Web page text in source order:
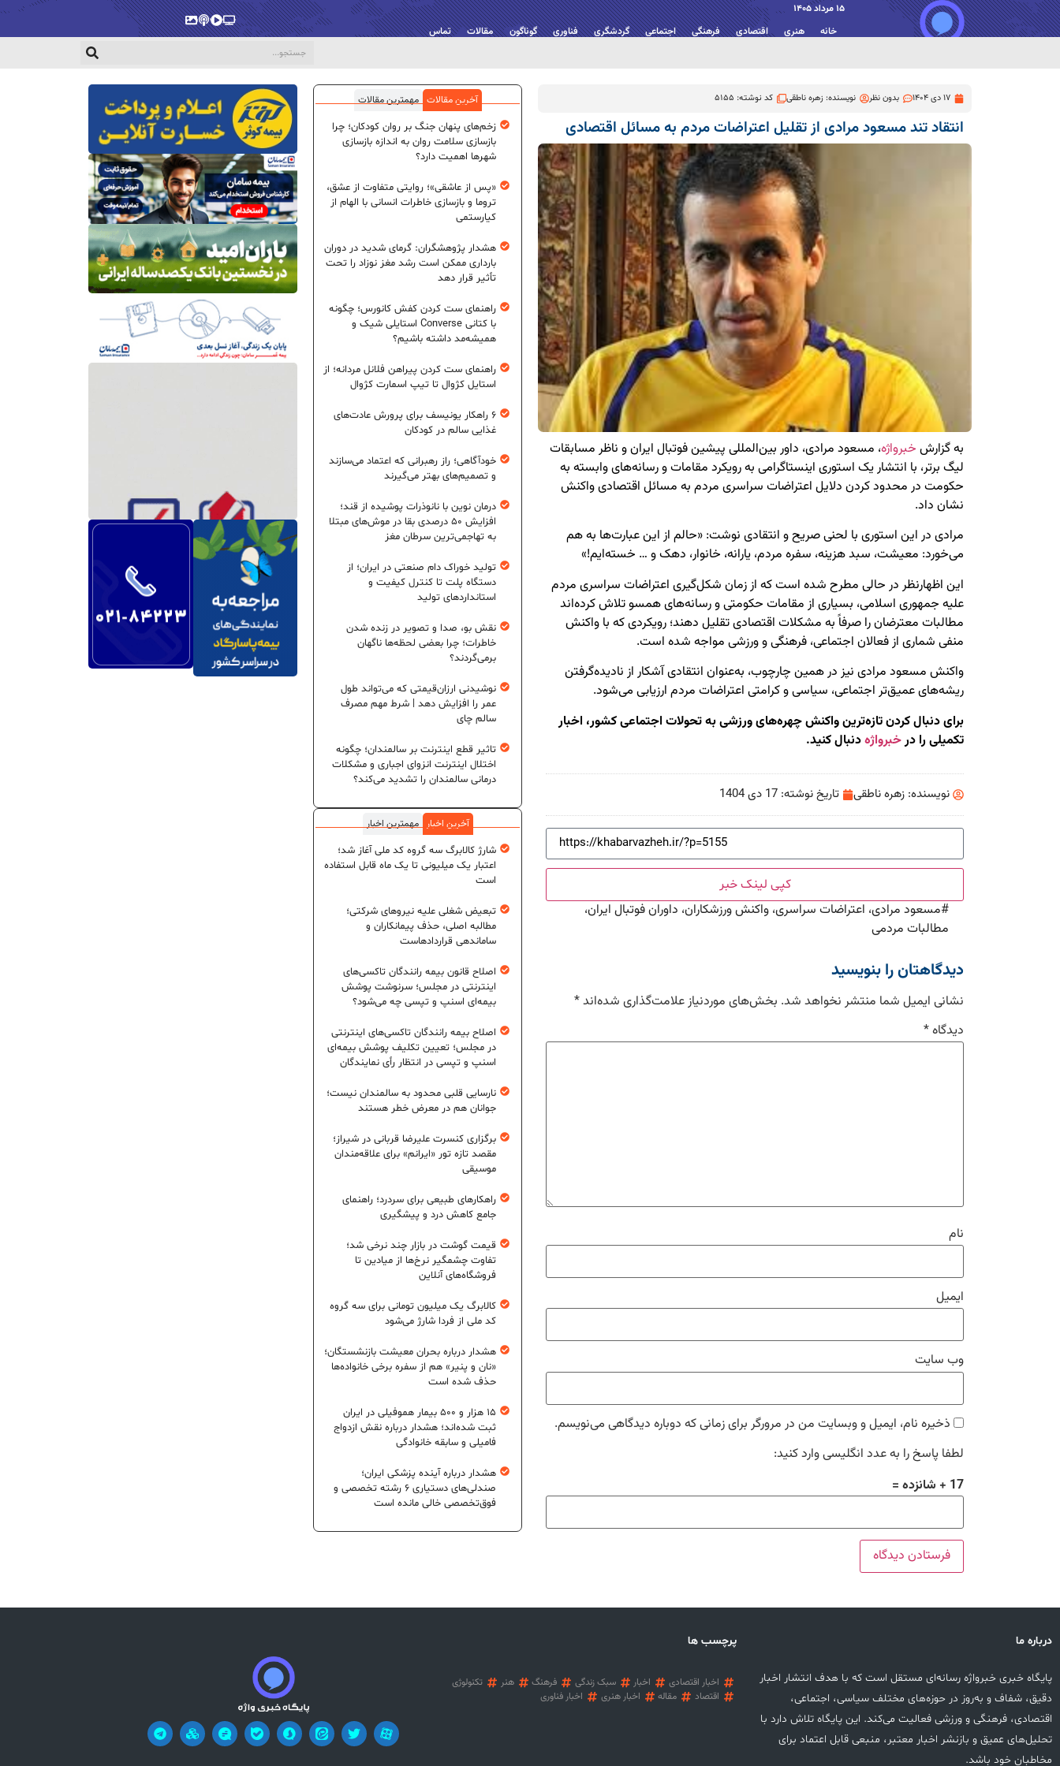
15 مرداد 1405
خانه هنری اقتصادی فرهنگی اجتماعی گردشگری فناوری گوناگون مقالات تماس
پخش‌زندهویدیو
پادکستگالری
17 دی 1404 بدون نظر نویسنده:زهره ناطقی کد نوشته: 5155
انتقاد تند مسعود مرادی از تقلیل اعتراضات مردم به مسائل اقتصادی
به گزارش خبرواژه، مسعود مرادی، داور بین‌المللی پیشین فوتبال ایران و ناظر مسابقات
لیگ برتر، با انتشار یک استوری اینستاگرامی به رویکرد مقامات و رسانه‌های وابسته به
حکومت در محدود کردن دلایل اعتراضات سراسری مردم به مسائل اقتصادی واکنش
نشان داد.
مرادی در این استوری با لحنی صریح و انتقادی نوشت: «حالم از این عبارت‌ها به هم
می‌خورد: معیشت، سبد هزینه، سفره مردم، یارانه، خانوار، دهک و … خسته‌ایم!»
این اظهارنظر در حالی مطرح شده است که از زمان شکل‌گیری اعتراضات سراسری مردم
علیه جمهوری اسلامی، بسیاری از مقامات حکومتی و رسانه‌های همسو تلاش کرده‌اند
مطالبات معترضان را صرفاً به مشکلات اقتصادی تقلیل دهند؛ رویکردی که با واکنش
منفی شماری از فعالان اجتماعی، فرهنگی و ورزشی مواجه شده است.
واکنش مسعود مرادی نیز در همین چارچوب، به‌عنوان انتقادی آشکار از نادیده‌گرفتن
ریشه‌های عمیق‌تر اجتماعی، سیاسی و کرامتی اعتراضات مردم ارزیابی می‌شود.
برای دنبال کردن تازه‌ترین واکنش چهره‌های ورزشی به تحولات اجتماعی کشور، اخبار
تکمیلی را درخبرواژهدنبال کنید.
نویسنده: زهره ناطقی تاریخ نوشته: 17 دی 1404
کپی لینک خبر
#مسعود مرادی، اعتراضات سراسری، واکنش ورزشکاران، داوران فوتبال ایران،
مطالبات مردمی
دیدگاهتان را بنویسید
نشانی ایمیل شما منتشر نخواهد شد. بخش‌های موردنیاز علامت‌گذاری شده‌اند*
دیدگاه*
نام
ایمیل
وب‌ سایت
ذخیره نام، ایمیل و وبسایت من در مرورگر برای زمانی که دوباره دیدگاهی می‌نویسم.
لطفا پاسخ را به عدد انگلیسی وارد کنید:
17 + شانزده =
آخرین مقالات مهمترین مقالات
زخم‌های پنهان جنگ بر روان کودکان؛ چرا
بازسازی سلامت روان به اندازه بازسازی
شهرها اهمیت دارد؟
«پس از عاشقی»؛ روایتی متفاوت از عشق،
تروما و بازسازی خاطرات انسانی با الهام از
کیارستمی
هشدار پژوهشگران: گرمای شدید در دوران
بارداری ممکن است رشد مغز نوزاد را تحت
تأثیر قرار دهد
راهنمای ست کردن کفش کانورس؛ چگونه
با کتانی Converse استایلی شیک و
همیشه‌مد داشته باشیم؟
راهنمای ست کردن پیراهن فلانل مردانه؛ از
استایل کژوال تا تیپ اسمارت کژوال
۶ راهکار یونیسف برای پرورش عادت‌های
غذایی سالم در کودکان
خودآگاهی؛ راز رهبرانی که اعتماد می‌سازند
و تصمیم‌های بهتر می‌گیرند
درمان نوین با نانوذرات پوشیده از قند؛
افزایش ۵۰ درصدی بقا در موش‌های مبتلا
به تهاجمی‌ترین سرطان مغز
تولید خوراک دام صنعتی در ایران؛ از
دستگاه پلت تا کنترل کیفیت و
استانداردهای تولید
نقش بو، صدا و تصویر در زنده شدن
خاطرات؛ چرا بعضی لحظه‌ها ناگهان
برمی‌گردند؟
نوشیدنی ارزان‌قیمتی که می‌تواند طول
عمر را افزایش دهد | شرط مهم مصرف
سالم چای
تاثیر قطع اینترنت بر سالمندان؛ چگونه
اختلال اینترنت انزوای اجباری و مشکلات
درمانی سالمندان را تشدید می‌کند؟
آخرین اخبار
مهمترین اخبار
شارژ کالابرگ سه گروه کد ملی آغاز شد؛
اعتبار یک میلیونی تا یک ماه قابل استفاده
است
تبعیض شغلی علیه نیروهای شرکتی؛
مطالبه اصلی، حذف پیمانکاران و
ساماندهی قراردادهاست
اصلاح قانون بیمه رانندگان تاکسی‌های
اینترنتی در مجلس؛ سرنوشت پوشش
بیمه‌ای اسنپ و تپسی چه می‌شود؟
اصلاح بیمه رانندگان تاکسی‌های اینترنتی
در مجلس؛ تعیین تکلیف پوشش بیمه‌ای
اسنپ و تپسی در انتظار رأی نمایندگان
نارسایی قلبی محدود به سالمندان نیست؛
جوانان هم در معرض خطر هستند
برگزاری کنسرت علیرضا قربانی در شیراز؛
مقصد تازه تور «ایرانم» برای علاقه‌مندان
موسیقی
راهکارهای طبیعی برای سردرد؛ راهنمای
جامع کاهش درد و پیشگیری
قیمت گوشت در بازار چند نرخی شد؛
تفاوت چشمگیر نرخ‌ها از میادین تا
فروشگاه‌های آنلاین
کالابرگ یک میلیون تومانی برای سه گروه
کد ملی از فردا شارژ می‌شود
هشدار درباره بحران معیشت بازنشستگان؛
«نان و پنیر» هم از سفره برخی خانواده‌ها
حذف شده است
۱۵ هزار و ۵۰۰ بیمار هموفیلی در ایران
ثبت شده‌اند؛ هشدار درباره نقش ازدواج
فامیلی و سابقه خانوادگی
هشدار درباره آینده پزشکی ایران؛
صندلی‌های دستیاری ۶ رشته تخصصی و
فوق‌تخصصی خالی مانده است
درباره ما
پایگاه خبری خبرواژه رسانه‌ای مستقل است که با هدف انتشار اخبار
دقیق، شفاف و به‌روز در حوزه‌های مختلف سیاسی، اجتماعی،
اقتصادی، فرهنگی و ورزشی فعالیت می‌کند. این پایگاه تلاش دارد با
تحلیل‌های عمیق و بازنشر اخبار معتبر، منبعی قابل اعتماد برای
مخاطبان خود باشد.
پرچسب ها
اخبار اقتصادی اخبار سبک زندگی فرهنگ هنر
تکنولوژی
اقتصاد
مقاله اخبار هنری اخبار فناوری